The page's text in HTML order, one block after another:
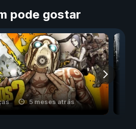
pode gostar
5 meses atrás